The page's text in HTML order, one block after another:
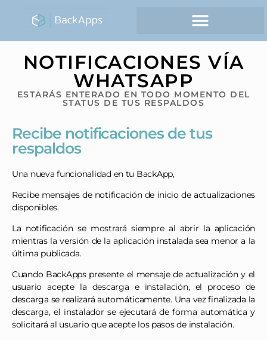
NOTIFICACIONES VÍA
WHATSAPP
ESTARÁS ENTERADO EN TODO MOMENTO DEL
STATUS DE TUS RESPALDOS
Recibe notificaciones de tus
respaldos
Una nueva funcionalidad en tu BackApp,
Recibe mensajes de notificación de inicio de actualizaciones
disponibles.
La notificación se mostrará siempre al abrir la aplicación
mientras la versión de la aplicación instalada sea menor a la
última publicada.
Cuando BackApps presente el mensaje de actualización y el
usuario acepte la descarga e instalación, el proceso de
descarga se realizará automáticamente. Una vez finalizada la
descarga, el instalador se ejecutará de forma automática y
solicitará al usuario que acepte los pasos de instalación.